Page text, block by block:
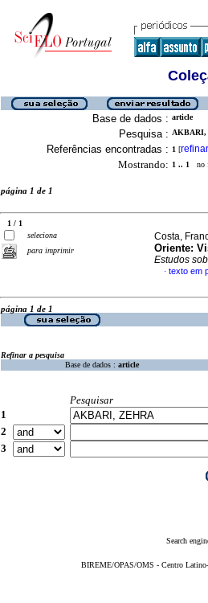
Base de dados : article
Pesquisa : AKBARI,
Referências encontradas : 1 [refinar
Mostrando: 1 .. 1 no
página 1 de 1
1 / 1
seleciona
para imprimir
Costa,
Oriente:
Estudos
· texto em
página 1 de 1
Refinar a pesquisa
Base de dados : article
Pesquisar
1
2
3
Search
BIREME/OPAS/OMS - Centro Latino-